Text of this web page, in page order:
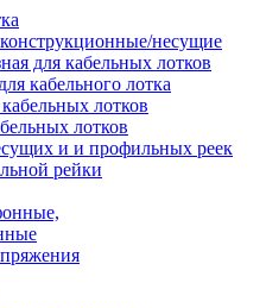
несущие
для кабельных лотков
кабельного лотка
лотков
лотков
и и профильных реек
рейки